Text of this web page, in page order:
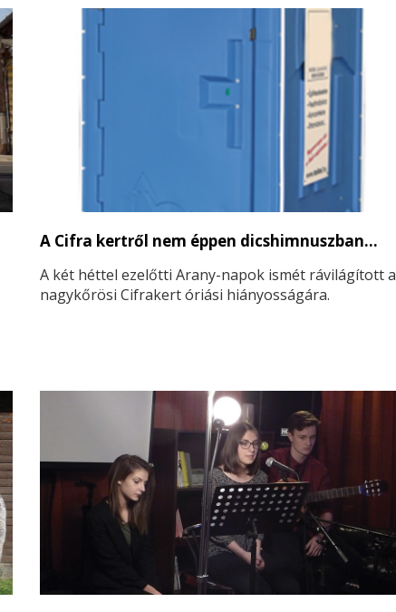
Ebből ered a népszokás ikonikus állata: a liba.
A Cifra kertről nem éppen dicshimnuszban…
A két héttel ezelőtti Arany-napok ismét rávilágított a
nagykőrösi Cifrakert óriási hiányosságára.